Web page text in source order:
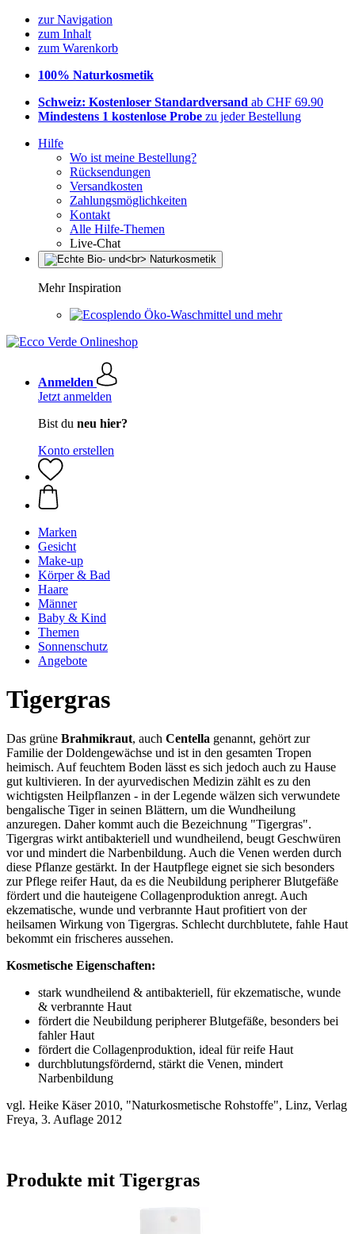
zur Navigation
zum Inhalt
zum Warenkorb
100% Naturkosmetik
Schweiz: Kostenloser Standardversand ab CHF 69.90
Mindestens 1 kostenlose Probe zu jeder Bestellung
Hilfe
Wo ist meine Bestellung?
Rücksendungen
Versandkosten
Zahlungsmöglichkeiten
Kontakt
Alle Hilfe-Themen
Live-Chat
Mehr Inspiration
Öko-Waschmittel und mehr
Anmelden
Jetzt anmelden
Bist du neu hier?
Konto erstellen
Marken
Gesicht
Make-up
Körper & Bad
Haare
Männer
Baby & Kind
Themen
Sonnenschutz
Angebote
Tigergras
Das grüne Brahmikraut, auch Centella genannt, gehört zur
Familie der Doldengewächse und ist in den gesamten Tropen
heimisch. Auf feuchtem Boden lässt es sich jedoch auch zu Hause
gut kultivieren. In der ayurvedischen Medizin zählt es zu den
wichtigsten Heilpflanzen - in der Legende wälzen sich verwundete
bengalische Tiger in seinen Blättern, um die Wundheilung
anzuregen. Daher kommt auch die Bezeichnung "Tigergras".
Tigergras wirkt antibakteriell und wundheilend, beugt Geschwüren
vor und mindert die Narbenbildung. Auch die Venen werden durch
diese Pflanze gestärkt. In der Hautpflege eignet sie sich besonders
zur Pflege reifer Haut, da es die Neubildung peripherer Blutgefäße
fördert und die hauteigene Collagenproduktion anregt. Auch
ekzematische, wunde und verbrannte Haut profitiert von der
heilsamen Wirkung von Tigergras. Schlecht durchblutete, fahle Haut
bekommt ein frischeres aussehen.
Kosmetische Eigenschaften:
stark wundheilend & antibakteriell, für ekzematische, wunde
& verbrannte Haut
fördert die Neubildung peripherer Blutgefäße, besonders bei
fahler Haut
fördert die Collagenproduktion, ideal für reife Haut
durchblutungsfördernd, stärkt die Venen, mindert
Narbenbildung
vgl. Heike Käser 2010, "Naturkosmetische Rohstoffe", Linz, Verlag
Freya, 3. Auflage 2012
Produkte mit Tigergras